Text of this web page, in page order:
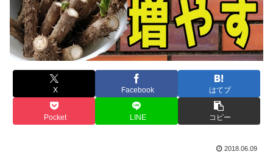
X Facebook はてブ
Pocket LINE コピー
2018.06.09